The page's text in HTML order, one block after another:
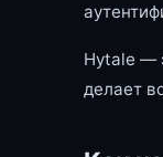
Hytale —
делает